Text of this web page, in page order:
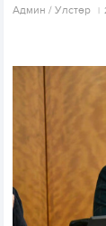
Aдмин / Улстөр